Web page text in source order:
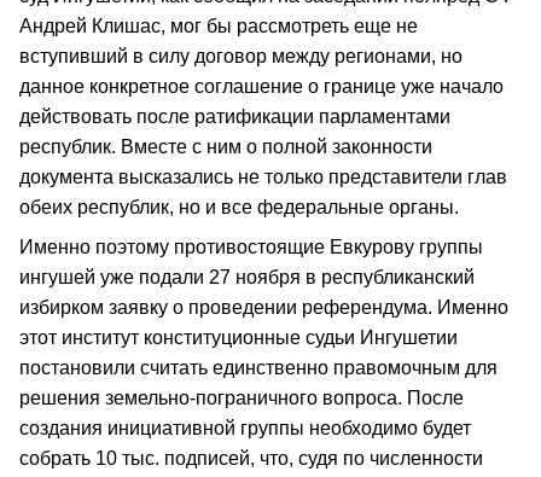
Андрей Клишас, мог бы рассмотреть еще не
вступивший в силу договор между регионами, но
данное конкретное соглашение о границе уже начало
действовать после ратификации парламентами
республик. Вместе с ним о полной законности
документа высказались не только представители глав
обеих республик, но и все федеральные органы.
Именно поэтому противостоящие Евкурову группы
ингушей уже подали 27 ноября в республиканский
избирком заявку о проведении референдума. Именно
этот институт конституционные судьи Ингушетии
постановили считать единственно правомочным для
решения земельно-пограничного вопроса. После
создания инициативной группы необходимо будет
собрать 10 тыс. подписей, что, судя по численности